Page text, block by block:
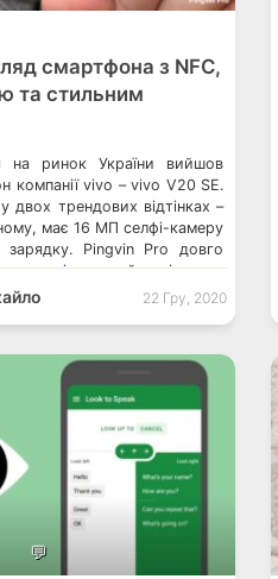
смартфона з NFC,
та стильним
на ринок України вийшов
компанії vivo – vivo V20 SE.
двох трендових відтінках –
має 16 МП селфі-камеру
Pingvin Pro довго
готовий поділитися
vivo X50: огляд
[…]
22 Гру, 2020
💬